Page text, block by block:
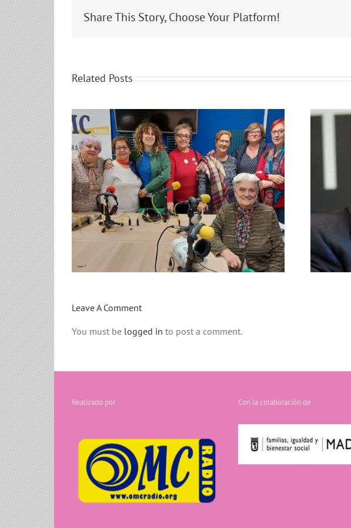
Share This Story, Choose Your Platform!
Related Posts
Con Mayor Voz: Luis del Olmo
Leave A Comment
You must be logged in to post a comment.
Realizado por Con la colaboración de